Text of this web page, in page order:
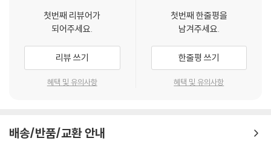
는 [K-포엣]. 한국의 역사와 문화, 한국인의 삶을 내밀하게 포착하여 각 시
대의 언어와 문화를 한눈에 보여주어 세계인들에게 문학 한류의 지속적인
힘과 가능성을 입증하는 시리즈가 되리라 본다. 한국문학 번역의 최고 전
문가들이 참여해 원작의 품격과 매력을 살렸다. 한국의 아름다운 시들이
해외에 소개되어 좋은 반응을 얻고 있는 만큼 [K-포엣]은 우리 시의 해외
첫번째 리뷰어가
되어주세요.
리뷰 쓰기
혜택 및 유의사항
첫번째 한줄평을
남겨주세요.
한줄평 쓰기
혜택 및 유의사항
배송/반품/교환 안내